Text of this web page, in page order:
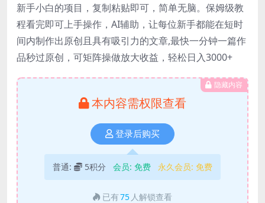
新手小白的项目，复制粘贴即可，简单无脑。保姆级教
程看完即可上手操作，AI辅助，让每位新手都能在短时
间内制作出原创且具有吸引力的文章,最快一分钟一篇作
品秒过原创，可矩阵操做放大收益，轻松日入3000+
隐藏内容
本内容需权限查看
登录后购买
普通: 5积分 会员: 免费 永久会员: 免费
已有75 人解锁查看